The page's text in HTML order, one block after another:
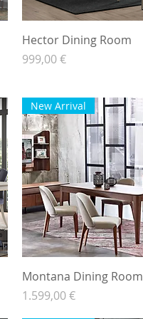
Hurtigvisning
Hector Dining Room
Pris
999,00 €
Hurtigvisning
New Arrival
Montana Dining Room
Pris
1.599,00 €